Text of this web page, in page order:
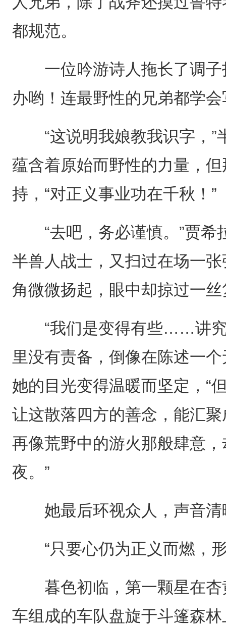
都规范。
一位吟游诗人拖长了调子
办哟！连最野性的兄弟都学会
“这说明我娘教我识字，”
蕴含着原始而野性的力量，
持，“对正义事业功在千秋！”
“去吧，务必谨慎。”贾希
半兽人战士，又扫过在场一
角微微扬起，眼中却掠过一
“我们是变得有些……讲究
里没有责备，倒像在陈述一
她的目光变得温暖而坚定，“
让这散落四方的善念，能汇
再像荒野中的游火那般肆意
夜。”
她最后环视众人，声音清
“只要心仍为正义而燃，形
暮色初临，第一颗星在杏
车组成的车队盘旋于斗篷森